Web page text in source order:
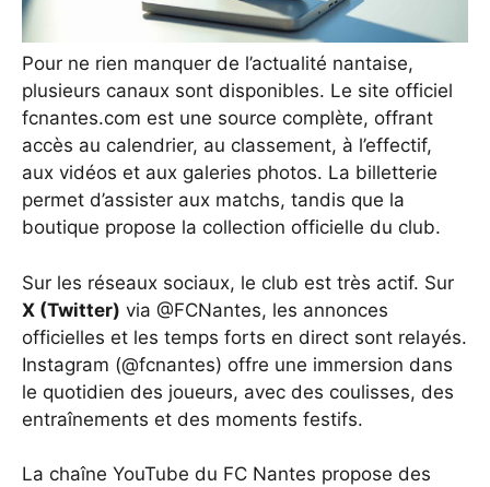
Pour ne rien manquer de l’actualité nantaise,
plusieurs canaux sont disponibles. Le site officiel
fcnantes.com est une source complète, offrant
accès au calendrier, au classement, à l’effectif,
aux vidéos et aux galeries photos. La billetterie
permet d’assister aux matchs, tandis que la
boutique propose la collection officielle du club.
Sur les réseaux sociaux, le club est très actif. Sur
X (Twitter) via @FCNantes, les annonces
officielles et les temps forts en direct sont relayés.
Instagram (@fcnantes) offre une immersion dans
le quotidien des joueurs, avec des coulisses, des
entraînements et des moments festifs.
La chaîne YouTube du FC Nantes propose des